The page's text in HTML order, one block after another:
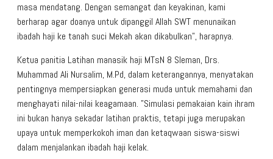
masa mendatang. Dengan semangat dan keyakinan, kami
berharap agar doanya untuk dipanggil Allah SWT menunaikan
ibadah haji ke tanah suci Mekah akan dikabulkan”, harapnya.
Ketua panitia Latihan manasik haji MTsN 8 Sleman, Drs.
Muhammad Ali Nursalim, M.Pd, dalam keterangannya, menyatakan
pentingnya mempersiapkan generasi muda untuk memahami dan
menghayati nilai-nilai keagamaan. ”Simulasi pemakaian kain ihram
ini bukan hanya sekadar latihan praktis, tetapi juga merupakan
upaya untuk memperkokoh iman dan ketaqwaan siswa-siswi
dalam menjalankan ibadah haji kelak.